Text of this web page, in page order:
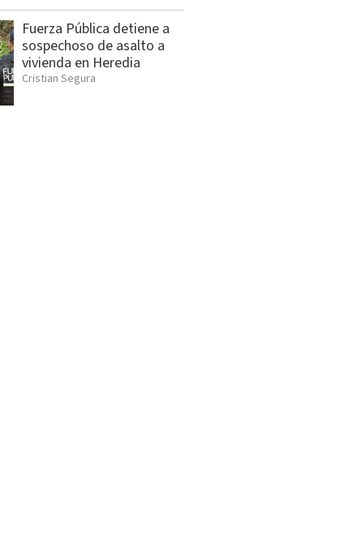
Fuerza Pública detiene a
sospechoso de asalto a
vivienda en Heredia
Cristian Segura